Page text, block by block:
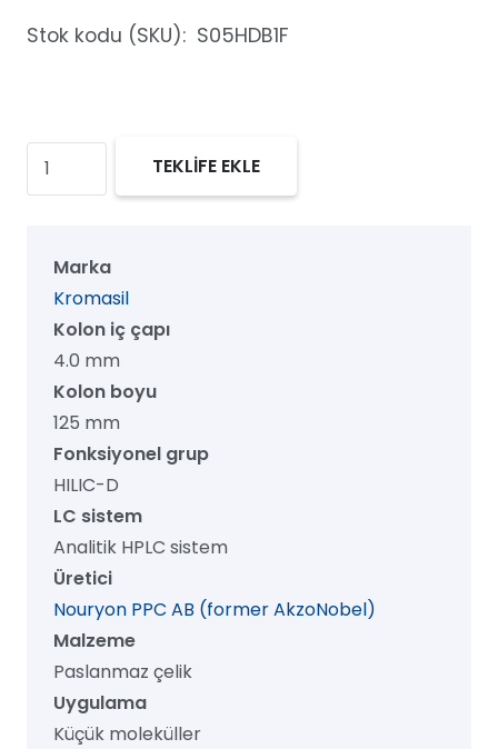
Stok kodu (SKU): S05HDB1F
Kromasil
60
HPLC
Kolon,
µm,
mm
mm,
1/pk
adet
TEKLİFE EKLE
Marka
Kromasil
Kolon iç çapı
4.0 mm
Kolon boyu
125 mm
Fonksiyonel grup
HILIC-D
LC sistem
Analitik HPLC sistem
Üretici
Nouryon PPC AB (former AkzoNobel)
Malzeme
Paslanmaz çelik
Uygulama
Küçük moleküller